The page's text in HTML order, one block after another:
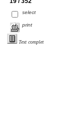
select
print
Text complet